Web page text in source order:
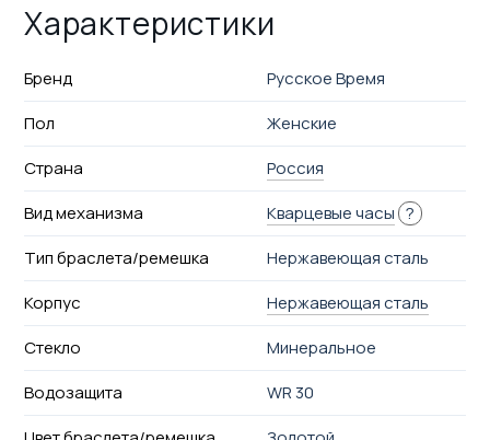
Характеристики
Бренд
Русское Время
Пол
Женские
Страна
Россия
Вид механизма
Кварцевые часы ?
Тип браслета/ремешка
Нержавеющая сталь
Корпус
Нержавеющая сталь
Стекло
Минеральное
Водозащита
WR 30